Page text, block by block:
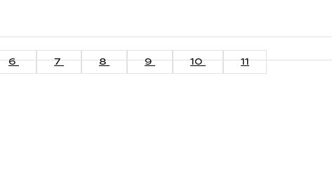
6 7 8 9 10 11